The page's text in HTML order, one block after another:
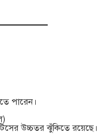
পারেন।
উচ্চতর ঝুঁকিতে রয়েছে।